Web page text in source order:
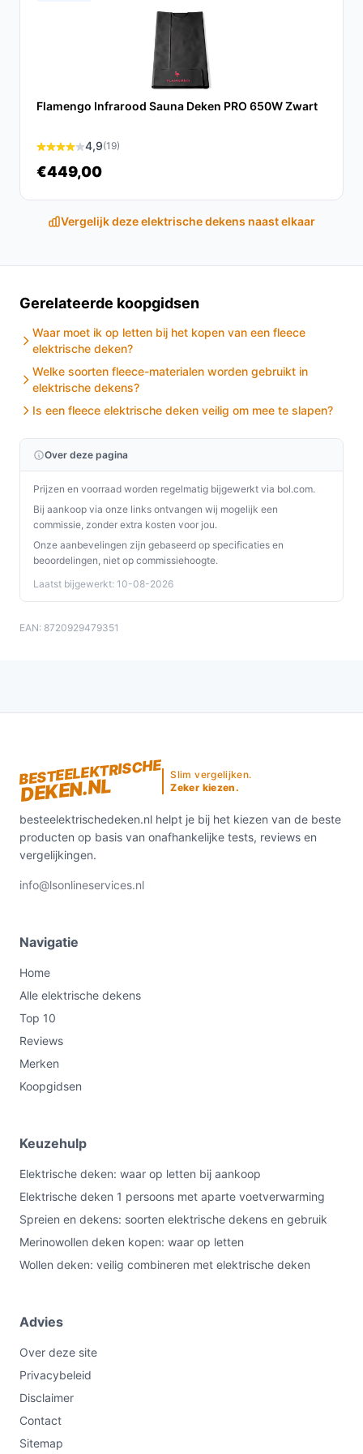
besteelektrischedeken.nl. Kies bewust wat perfect
past bij jouw behoeften!
Flamengo Infrarood Sauna Deken PRO 650W Zwart
4,9(19)
€449,00
Vergelijk deze elektrische dekens naast elkaar
Gerelateerde koopgidsen
Waar moet ik op letten bij het kopen van een fleece
elektrische deken?
Welke soorten fleece-materialen worden gebruikt in
elektrische dekens?
Is een fleece elektrische deken veilig om mee te slapen?
Over deze pagina
Prijzen en voorraad worden regelmatig bijgewerkt via bol.com.
Bij aankoop via onze links ontvangen wij mogelijk een
commissie, zonder extra kosten voor jou.
Onze aanbevelingen zijn gebaseerd op specificaties en
beoordelingen, niet op commissiehoogte.
Laatst bijgewerkt: 10-08-2026
EAN: 8720929479351
BESTEELEKTRISCHE
DEKEN.NL
Slim vergelijken.
Zeker kiezen.
besteelektrischedeken.nl helpt je bij het kiezen van de beste
producten op basis van onafhankelijke tests, reviews en
vergelijkingen.
info@lsonlineservices.nl
Navigatie
Home
Alle elektrische dekens
Top 10
Reviews
Merken
Koopgidsen
Keuzehulp
Elektrische deken: waar op letten bij aankoop
Elektrische deken 1 persoons met aparte voetverwarming
Spreien en dekens: soorten elektrische dekens en gebruik
Merinowollen deken kopen: waar op letten
Wollen deken: veilig combineren met elektrische deken
Advies
Over deze site
Privacybeleid
Disclaimer
Contact
Sitemap